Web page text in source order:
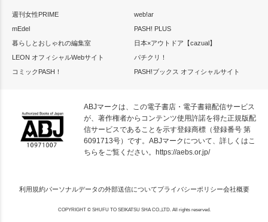
週刊女性PRIME
web!ar
mEdel
PASH! PLUS
暮らしとおしゃれの編集室
日本×アウトドア【cazual】
LEON オフィシャルWebサイト
パチクリ！
コミックPASH！
PASH!ブックス オフィシャルサイト
ABJマークは、この電子書店・電子書籍配信サービス
が、著作権者からコンテンツ使用許諾を得た正規版配
信サービスであることを示す登録商標（登録番号 第
6091713号）です。ABJマークについて、詳しくはこ
ちらをご覧ください。 https://aebs.or.jp/
利用規約パーソナルデータの外部送信についてプライバシーポリシー会社概要
COPYRIGHT © SHUFU TO SEIKATSU SHA CO.,LTD. All rights reserved.